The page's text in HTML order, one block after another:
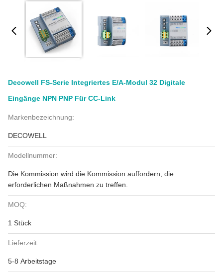
Decowell FS-Serie Integriertes E/A-Modul 32 Digitale
Eingänge NPN PNP Für CC-Link
Markenbezeichnung:
DECOWELL
Modellnummer:
Die Kommission wird die Kommission auffordern, die
erforderlichen Maßnahmen zu treffen.
MOQ:
1 Stück
Lieferzeit:
5-8 Arbeitstage